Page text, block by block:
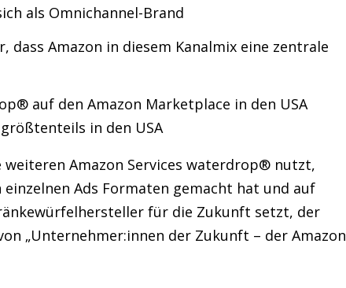
als Omnichannel-Brand
dass Amazon in diesem Kanalmix eine zentrale
auf den Amazon Marketplace in den USA
in den USA
Amazon Services waterdrop® nutzt,
Ads Formaten gemacht hat und auf
für die Zukunft setzt, der
„Unternehmer:innen der Zukunft – der Amazon